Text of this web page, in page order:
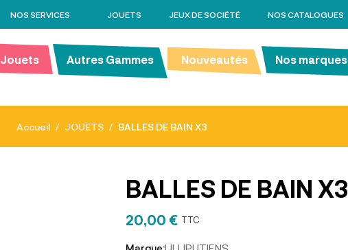
NOS SERVICES JOUETS JEUX DE SOCIÉTÉ NOS CATALOGUES
Jouets Autres Gammes Nouveautés Nos marques
Accueil JOUETS BALLES DE BAIN X3
BALLES DE BAIN X3
20,00 € TTC